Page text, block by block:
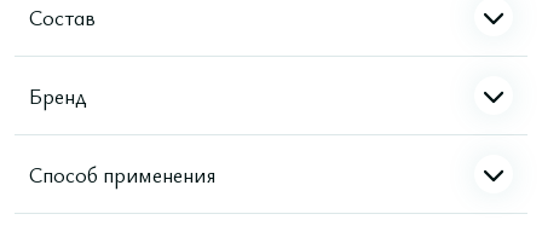
Состав
Бренд
Способ применения